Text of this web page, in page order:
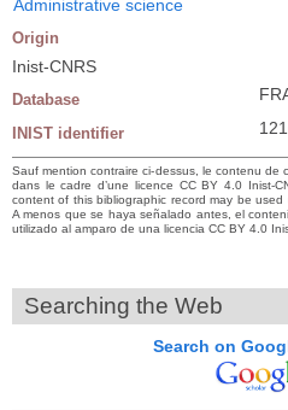
Administrative science
Origin
Inist-CNRS
Database
INIST identifier
Sauf mention contraire ci-dessus, le contenu de
dans le cadre d’une licence CC BY 4.0 Inist-
content of this bibliographic record may be
A menos que se haya señalado antes, el
utilizado al amparo de una licencia CC BY 4.0
Searching the Web
Search on